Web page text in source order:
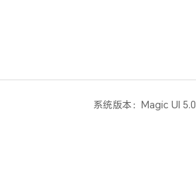
系统版本：Magic UI 5.0